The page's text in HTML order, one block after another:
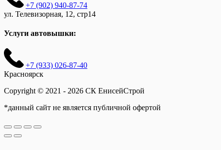
+7 (902) 940-87-74
ул. Телевизорная, 12, стр14
Услуги автовышки:
+7 (933) 026-87-40
Красноярск
Copyright © 2021 - 2026 СК ЕнисейСтрой
*данный сайт не является публичной офертой